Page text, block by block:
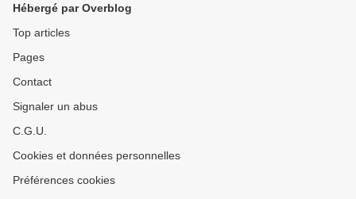
Hébergé par Overblog
Top articles
Pages
Contact
Signaler un abus
C.G.U.
Cookies et données personnelles
Préférences cookies